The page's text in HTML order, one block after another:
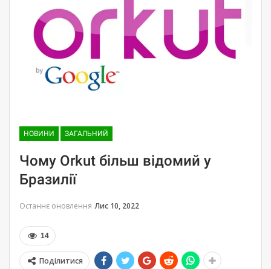
НОВИНИ ЗАГАЛЬНИЙ
Чому Orkut більш відомий у
Бразилії
Останнє оновлення Лис 10, 2022
14
Поділитися